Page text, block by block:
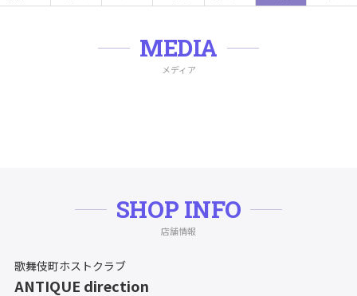
MEDIA
メディア
SHOP INFO
店舗情報
歌舞伎町ホストクラブ
ANTIQUE direction